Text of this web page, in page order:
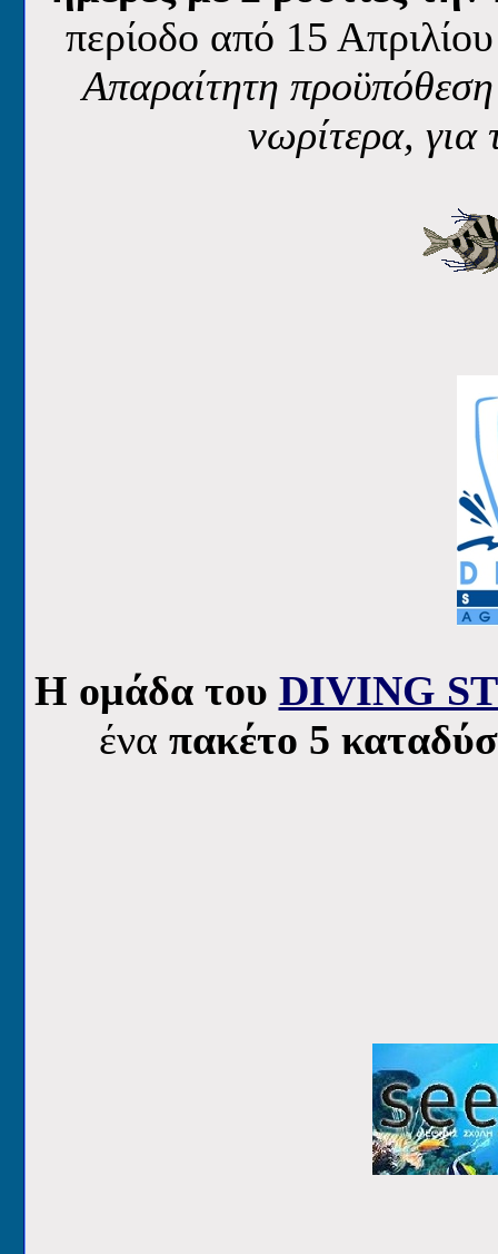
περίοδο από 15
Απαραίτητη
νωρίτερα,
Η ομάδα του DIVING
ένα πακέτο 5